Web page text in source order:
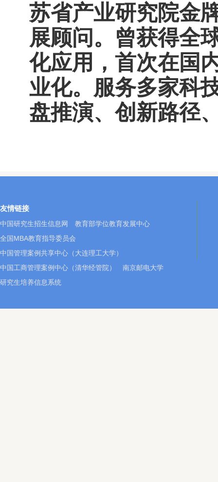
苏省产业研究院金
展顾问。曾获得全
化应用，首次在国
业化。服务多家科
盘推演、创新路径
友情链接
中国研究生招生信息网
教育部学位教育发展中心
全国MBA教育指导委员会
中国管理案例共享中心（大连理工大学）
中国工商管理案例中心（清华经管院）
南京邮电大学
研究生培养信息系统